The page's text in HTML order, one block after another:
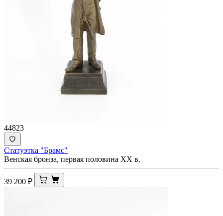
44823
Статуэтка "Брамс"
Венская бронза, первая половина XX в.
39 200 ₽